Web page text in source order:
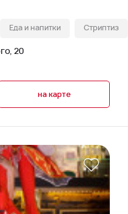
Еда и напитки Стриптиз
20
на карте